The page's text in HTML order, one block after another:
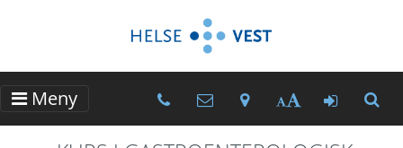
Kurssteders telefonnumre
Kurssteders e-
Kurssteder - Kart
Tekststørrelse
Gå til
Meny